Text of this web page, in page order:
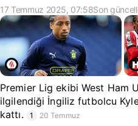
17 Temmuz 2025, 07:58Son
Premier Lig ekibi West Ham
ilgilendiği İngiliz futbolcu
kattı.
1 20 Temmuz